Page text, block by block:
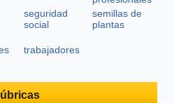
seguridad
social
semillas de
plantas
trabajadores